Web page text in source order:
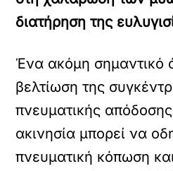
διατήρηση της
Ένα ακόμη σημαντικό
βελτίωση της
πνευματικής
ακινησία μπορεί να
πνευματική κόπωση